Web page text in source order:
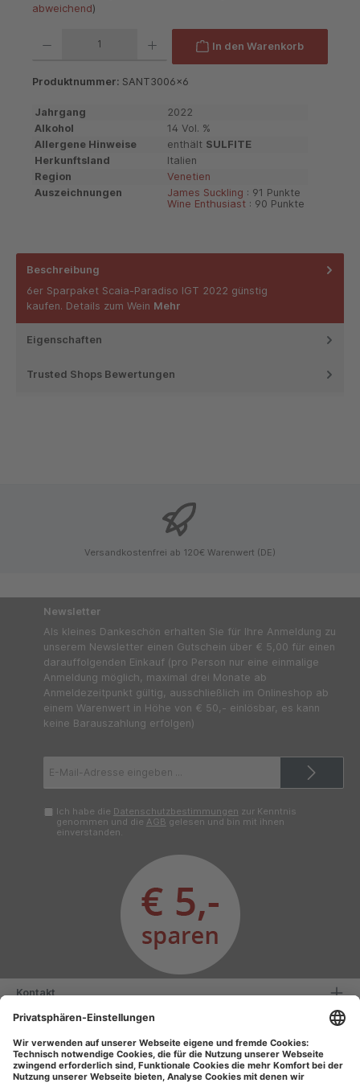
abweichend)
In den Warenkorb
Produktnummer: SANT3006x6
Jahrgang
2022
Alkohol
14 Vol. %
Allergene Hinweise
enthält SULFITE
Herkunftsland
Italien
Region
Venetien
Auszeichnungen
James Suckling : 91 Punkte
Wine Enthusiast : 90 Punkte
Beschreibung
6er Sparpaket Scaia-Paradiso IGT 2022 günstig
kaufen. Details zum Wein Mehr
Eigenschaften
Trusted Shops Bewertungen
Versandkostenfrei ab 120€ Warenwert (DE)
Newsletter
Als kleines Dankeschön erhalten Sie für Ihre Anmeldung zu
unserem Newsletter einen Gutschein über € 5,00 für einen
darauffolgenden Einkauf (pro Person nur eine einmalige
Anmeldung möglich, maximal drei Monate ab
Anmeldezeitpunkt gültig, ausschließlich im Onlineshop ab
einem Warenwert in Höhe von € 50,- einlösbar, es kann
keine Barauszahlung erfolgen)
Mail-
Ich habe die Datenschutzbestimmungen zur Kenntnis
genommen und die AGB gelesen und bin mit ihnen
einverstanden.
Kontakt
Serviceinformationen
Informationen
Unsere Vorteile